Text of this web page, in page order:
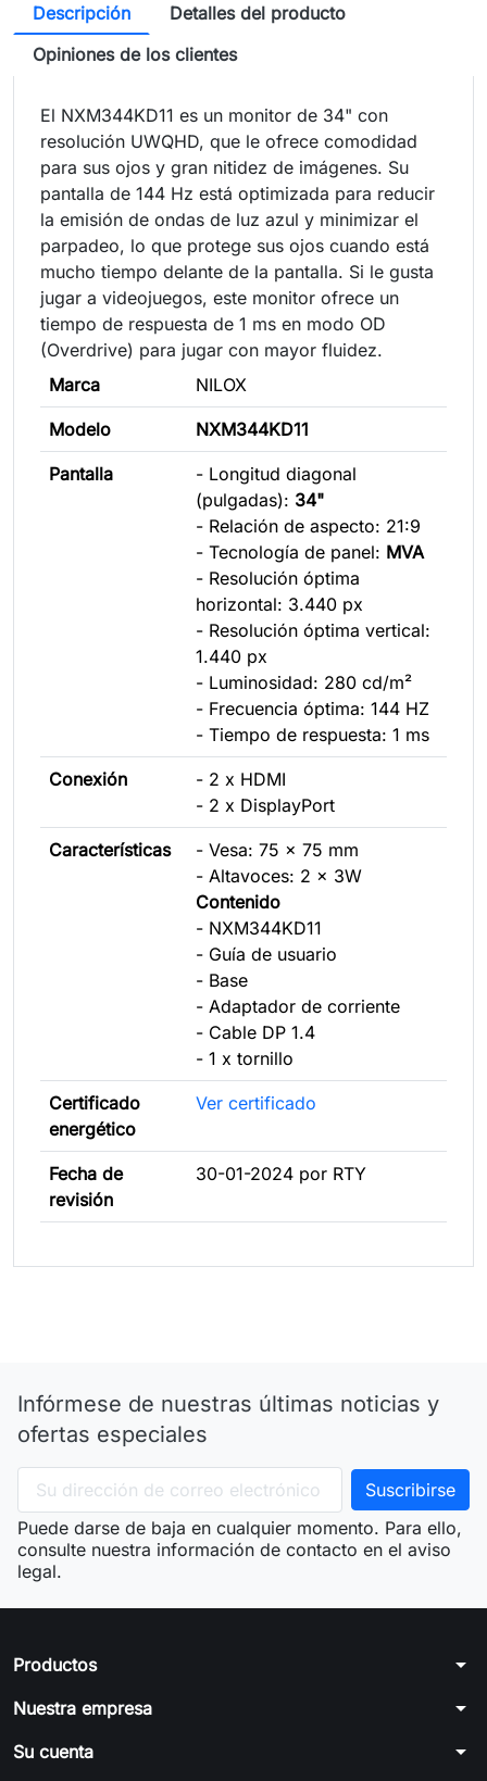
Descripción
Detalles del producto
Opiniones de los clientes
El NXM344KD11 es un monitor de 34" con
resolución UWQHD, que le ofrece comodidad
para sus ojos y gran nitidez de imágenes. Su
pantalla de 144 Hz está optimizada para reducir
la emisión de ondas de luz azul y minimizar el
parpadeo, lo que protege sus ojos cuando está
mucho tiempo delante de la pantalla. Si le gusta
jugar a videojuegos, este monitor ofrece un
tiempo de respuesta de 1 ms en modo OD
(Overdrive) para jugar con mayor fluidez.
Marca
NILOX
Modelo NXM344KD11
Pantalla
- Longitud diagonal
(pulgadas): 34"
- Relación de aspecto: 21:9
- Tecnología de panel: MVA
- Resolución óptima
horizontal: 3.440 px
- Resolución óptima vertical:
1.440 px
- Luminosidad: 280 cd/m²
- Frecuencia óptima: 144 HZ
- Tiempo de respuesta: 1 ms
Conexión
- 2 x HDMI
- 2 x DisplayPort
Características
- Vesa: 75 x 75 mm
- Altavoces: 2 x 3W
Contenido
- NXM344KD11
- Guía de usuario
- Base
- Adaptador de corriente
- Cable DP 1.4
- 1 x tornillo
Certificado
energético
Ver certificado
Fecha de
revisión
30-01-2024 por RTY
Infórmese de nuestras últimas noticias y
ofertas especiales
Puede darse de baja en cualquier momento. Para ello,
consulte nuestra información de contacto en el aviso
legal.
Productos arrow_drop_down
Nuestra empresa arrow_drop_down
Su cuenta arrow_drop_down